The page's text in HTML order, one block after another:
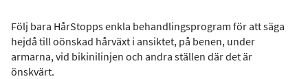
Följ bara HårStopps enkla behandlingsprogram för att säga
hejdå till oönskad hårväxt i ansiktet, på benen, under
armarna, vid bikinilinjen och andra ställen där det är
önskvärt.